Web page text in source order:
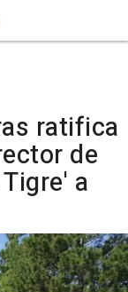
ratifica
de
a